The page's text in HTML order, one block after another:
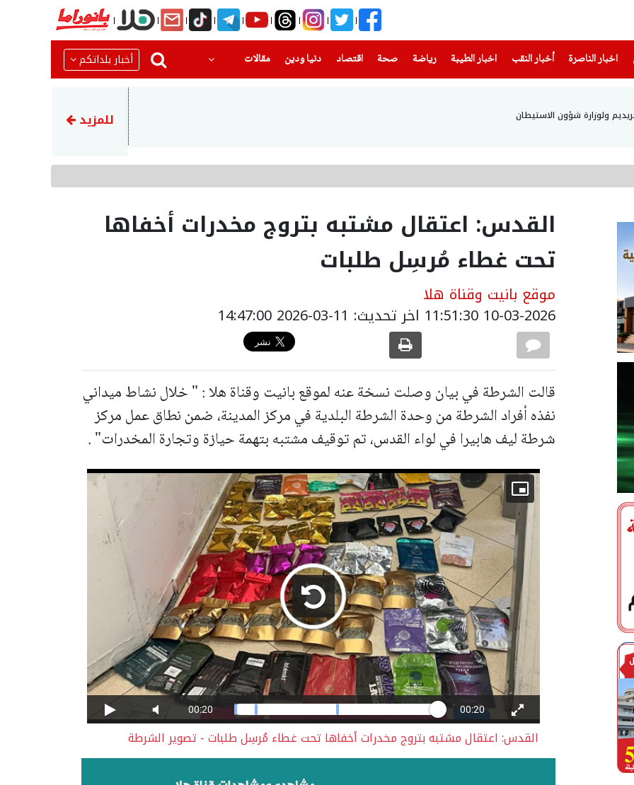
اخبار الناصرة
(current) أخبار النقب اخبار الطيبة(current) رياضة
(current) صحة(current) اقتصاد دنيا ودين
(current) مقالات أخبار بلداتكم
ولوزارة شؤون الاستيطان إيران تهدد بمهاجمة دول
للمزيد
القدس: اعتقال مشتبه بتروج مخدرات أخفاها
تحت غطاء مُرسِل طلبات
موقع بانيت وقناة هلا
10-03-2026 11:51:30 اخر تحديث: 11-03-2026 14:47:00
قالت الشرطة في بيان وصلت نسخة عنه لموقع بانيت وقناة هلا : " خلال نشاط ميداني
نفذه أفراد الشرطة من وحدة الشرطة البلدية في مركز المدينة، ضمن نطاق عمل مركز
شرطة ليف هابيرا في لواء القدس، تم توقيف مشتبه بتهمة حيازة وتجارة المخدرات" .
القدس: اعتقال مشتبه بتروج مخدرات أخفاها تحت غطاء مُرسِل طلبات - تصوير الشرطة